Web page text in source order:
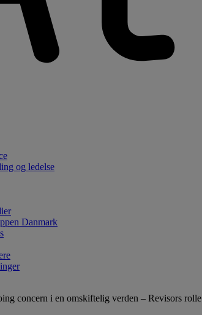
og ledelse
Danmark
concern i en omskiftelig verden – Revisors rolle